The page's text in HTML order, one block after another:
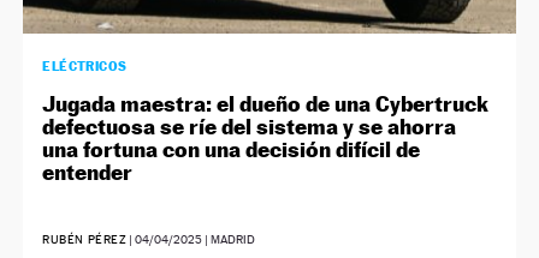
ELÉCTRICOS
Jugada maestra: el dueño de una Cybertruck
defectuosa se ríe del sistema y se ahorra
una fortuna con una decisión difícil de
entender
RUBÉN PÉREZ |04/04/2025 | MADRID